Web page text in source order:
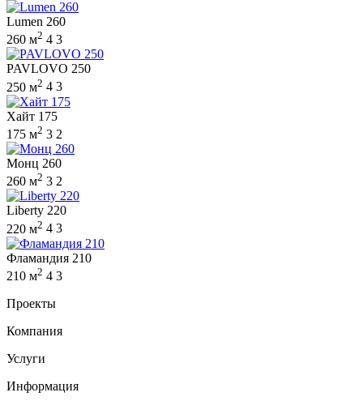
Lumen 260
260 м2 4 3
PAVLOVO 250
250 м2 4 3
Хайт 175
175 м2 3 2
Монц 260
260 м2 3 2
Liberty 220
220 м2 4 3
Фламандия 210
210 м2 4 3
Проекты
Компания
Услуги
Информация